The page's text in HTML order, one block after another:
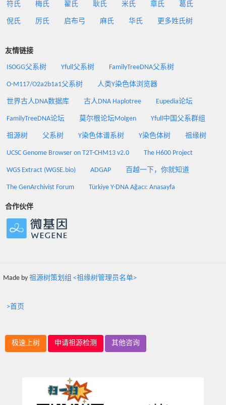
符氏 梅氏 翟氏 耿氏 米氏 章氏 葛氏
倪氏 厉氏 启布弓 麻氏 华氏 更多姓氏树
友情链接
ISOGG父系树 Yfull父系树 FamilyTreeDNA父系树
O-M117/O2a2b1a1父系树 人类Y染色体浏览器
世界古人DNA数据库 古人DNA Haplotree Eupedia论坛
FamilyTreeDNA论坛 莫尔根论坛Molgen Yfull中国父系群组
祖源树 父系树 Y染色体谱系树 Y染色体树 祖缘树
UCSC Genome Browser on T2T-CHM13 v2.0 The H600 Project
WGS Extract (WGSE.bio) ADGAP 百越一下，你就知道
The GenArchivist Forum Türkiye Y-DNA Ağacı: Anasayfa
合作伙伴
Made by 祖源树策划组 <祖缘树管理员名单>
>首页
极速上树 申请祖源检测 其他咨询